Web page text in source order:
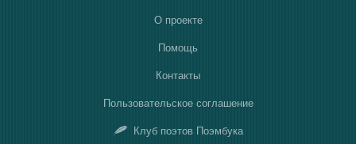
О проекте
Помощь
Контакты
Пользовательское соглашение
Клуб поэтов Поэмбука